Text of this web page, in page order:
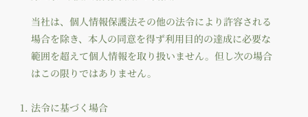
当社は、個人情報保護法その他の法令により許容される
場合を除き、本人の同意を得ず利用目的の達成に必要な
範囲を超えて個人情報を取り扱いません。但し次の場合
はこの限りではありません。
法令に基づく場合